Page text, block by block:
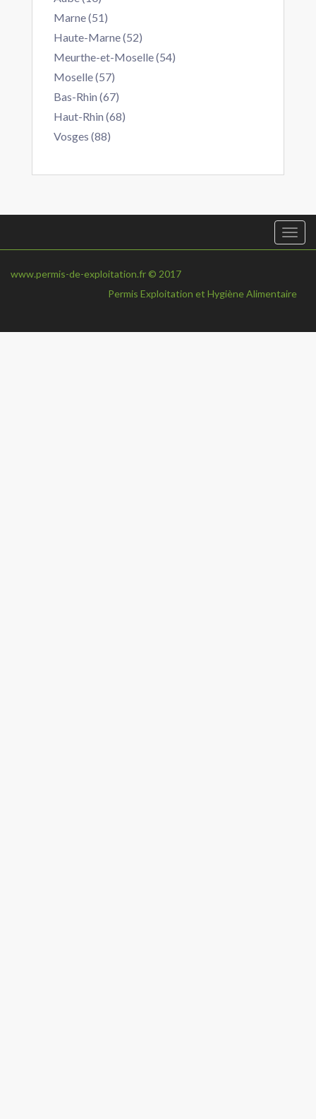
Marne (51)
Haute-Marne (52)
Meurthe-et-Moselle (54)
Moselle (57)
Bas-Rhin (67)
Haut-Rhin (68)
Vosges (88)
www.permis-de-exploitation.fr © 2017
Permis Exploitation et Hygiène Alimentaire